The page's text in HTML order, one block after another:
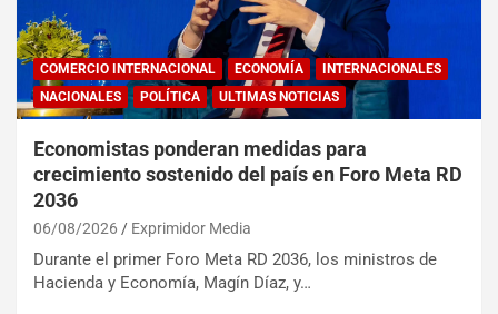
COMERCIO INTERNACIONAL ECONOMÍA
INTERNACIONALES
NACIONALES
POLÍTICA ULTIMAS NOTICIAS
Economistas ponderan medidas para
crecimiento sostenido del país en Foro Meta RD
2036
06/08/2026 Exprimidor Media
Durante el primer Foro Meta RD 2036, los ministros de
Hacienda y Economía, Magín Díaz, y…